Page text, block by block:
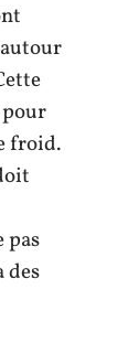
pour
froid.
pas
des